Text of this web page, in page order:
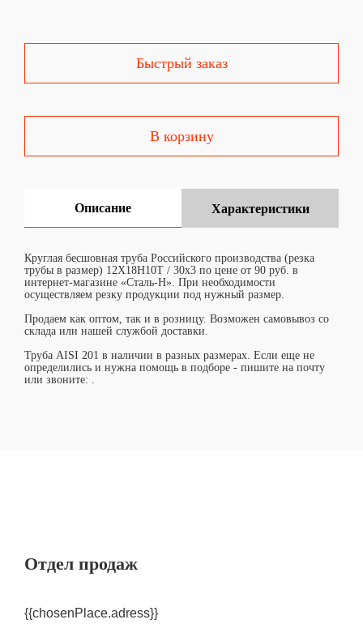
Быстрый заказ
В корзину
Описание Характеристики
Круглая бесшовная труба Российского производства (резка
трубы в размер) 12Х18Н10Т / 30х3 по цене от 90 руб. в
интернет-магазине «Сталь-Н». При необходимости
осуществляем резку продукции под нужный размер.
Продаем как оптом, так и в розницу. Возможен самовывоз со
склада или нашей службой доставки.
Труба AISI 201 в наличии в разных размерах. Если еще не
определились и нужна помощь в подборе - пишите на почту
или звоните:
Отдел продаж
{{chosenPlace.adress}}